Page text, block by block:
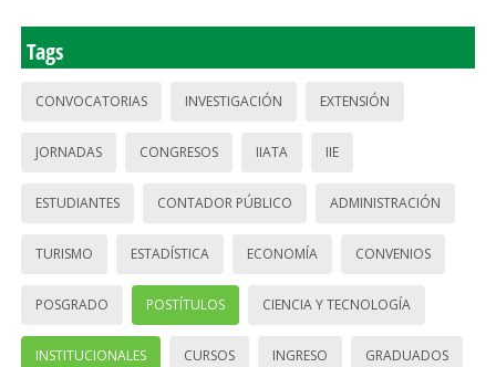
Tags
CONVOCATORIAS INVESTIGACIÓN EXTENSIÓN
JORNADAS CONGRESOS IIATA IIE
ESTUDIANTES CONTADOR PÚBLICO ADMINISTRACIÓN
TURISMO ESTADÍSTICA ECONOMÍA CONVENIOS
POSGRADO POSTÍTULOS CIENCIA Y TECNOLOGÍA
INSTITUCIONALES CURSOS INGRESO GRADUADOS